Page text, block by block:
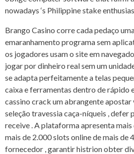
nowadays ‘s Philippine stake
Brango Casino corre cada pedaço
emaranhamento programa sem
os jogadores usam o site em
jogar por dinheiro real sem um
se adapta perfeitamente a telas
caixa e ferramentas dentro de rápido
cassino crack um abrangente
seleção travessia caça-níqueis , defer
receive . A plataforma apresenta
mais de 2.000 slots online de mais de
fornecedor , garantir histrion obter